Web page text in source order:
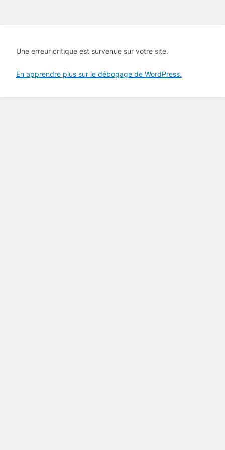
Une erreur critique est survenue sur votre site.
En apprendre plus sur le débogage de WordPress.